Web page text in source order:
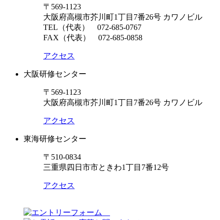
〒569-1123
大阪府高槻市芥川町1丁目7番26号 カワノビル
TEL（代表） 072-685-0767
FAX（代表） 072-685-0858
アクセス
大阪研修センター
〒569-1123
大阪府高槻市芥川町1丁目7番26号 カワノビル
アクセス
東海研修センター
〒510-0834
三重県四日市市ときわ1丁目7番12号
アクセス